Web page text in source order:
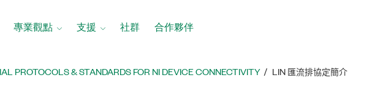
專業觀點 支援 社群 合作夥伴
PROTOCOLS & STANDARDS FOR NI DEVICE CONNECTIVITY LIN 匯流排協定簡介